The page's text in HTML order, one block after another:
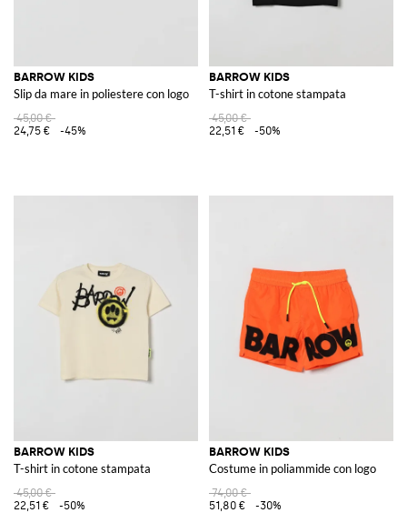
BARROW KIDS
Slip da mare in poliestere con logo
45,00 €
24,75 €
-45%
BARROW KIDS
T-shirt in cotone stampata
45,00 €
22,51 €
-50%
BARROW KIDS
T-shirt in cotone stampata
45,00 €
22,51 €
-50%
BARROW KIDS
Costume in poliammide con logo
74,00 €
51,80 €
-30%